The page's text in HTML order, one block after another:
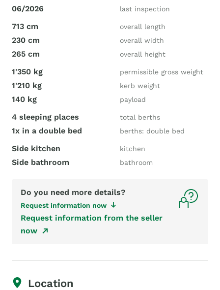
06/2026 last inspection
713 cm overall length
230 cm overall width
265 cm overall height
1'350 kg permissible gross weight
1'210 kg kerb weight
140 kg payload
4 sleeping places total berths
1x in a double bed berths: double bed
Side kitchen kitchen
Side bathroom bathroom
Do you need more details?
Request information now
Request information from the seller
now
Location